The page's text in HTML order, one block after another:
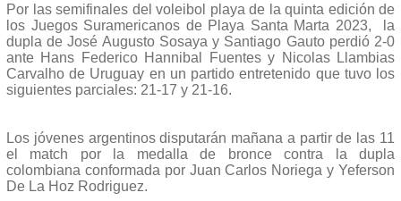
Por las semifinales del voleibol playa de la quinta edición de
los Juegos Suramericanos de Playa Santa Marta 2023, la
dupla de José Augusto Sosaya y Santiago Gauto perdió 2-0
ante Hans Federico Hannibal Fuentes y Nicolas Llambias
Carvalho de Uruguay en un partido entretenido que tuvo los
siguientes parciales: 21-17 y 21-16.
Los jóvenes argentinos disputarán mañana a partir de las 11
el match por la medalla de bronce contra la dupla
colombiana conformada por Juan Carlos Noriega y Yeferson
De La Hoz Rodriguez.